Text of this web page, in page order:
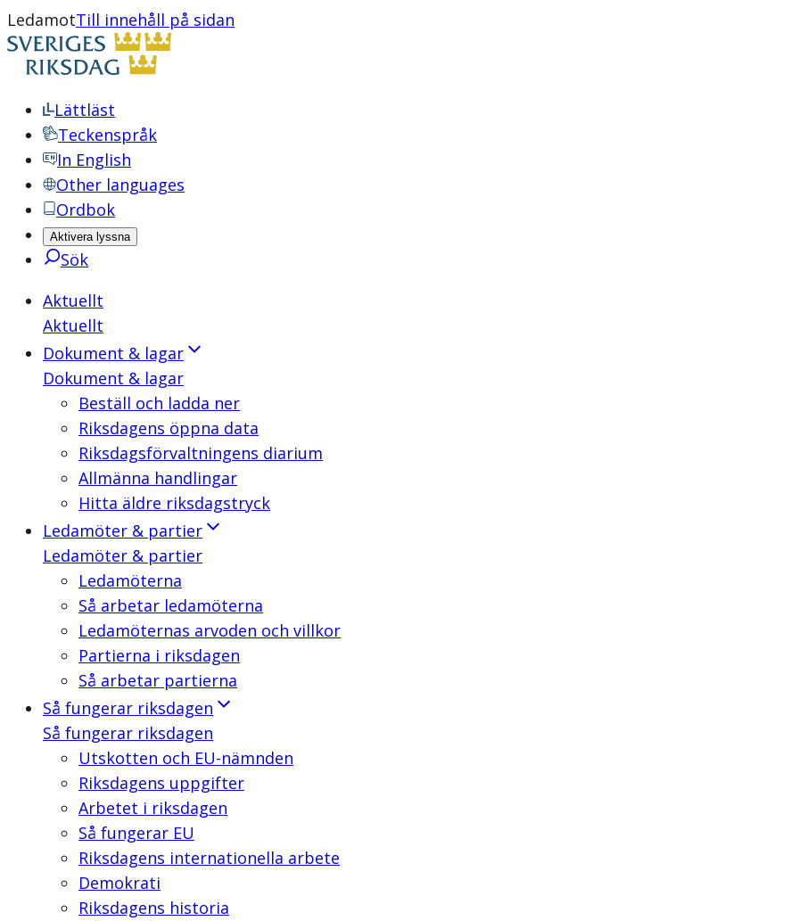
LedamotTill innehåll på sidan
Lättläst
Teckenspråk
In English
Other languages
Ordbok
Aktivera lyssna
Sök
Aktuellt
Aktuellt
Dokument & lagar
Dokument & lagar
Beställ och ladda ner
Riksdagens öppna data
Riksdagsförvaltningens diarium
Allmänna handlingar
Hitta äldre riksdagstryck
Ledamöter & partier
Ledamöter & partier
Ledamöterna
Så arbetar ledamöterna
Ledamöternas arvoden och villkor
Partierna i riksdagen
Så arbetar partierna
Så fungerar riksdagen
Så fungerar riksdagen
Utskotten och EU-nämnden
Riksdagens uppgifter
Arbetet i riksdagen
Så fungerar EU
Riksdagens internationella arbete
Demokrati
Riksdagens historia